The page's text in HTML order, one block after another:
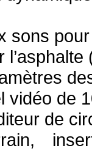
sons
vidéo de
de